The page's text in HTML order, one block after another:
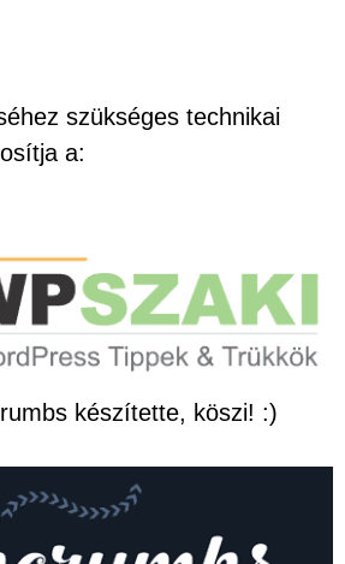
szükséges technikai
a:
készítette, köszi! :)